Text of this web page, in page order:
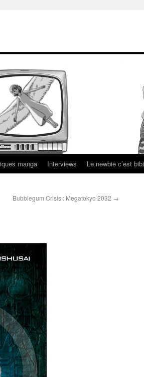
manga Interviews Le newbie c’est bibi
Bubblegum Crisis : Megatokyo 2032 →